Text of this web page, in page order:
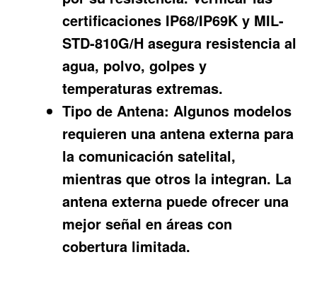
certificaciones IP68/IP69K y MIL-
STD-810G/H asegura resistencia al
agua, polvo, golpes y
temperaturas extremas.
Tipo de Antena: Algunos modelos
requieren una antena externa para
la comunicación satelital,
mientras que otros la integran. La
antena externa puede ofrecer una
mejor señal en áreas con
cobertura limitada.